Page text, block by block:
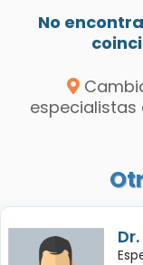
No
especialistas